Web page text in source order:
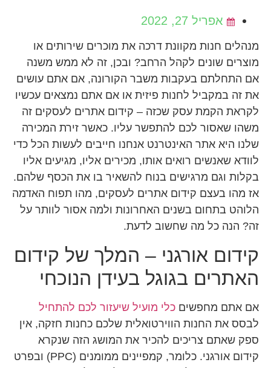
אפריל 27, 2022
מנהלים חנות מקוונת דרכה את מוכרים שירותים או
מוצרים שונים לקהל הרחב? ובכן, זה לא ממש משנה
אם התחלתם בעקבות משבר הקורונה, אם אתם עושים
את זה במקביל לחנות פיזית או אם אתם נמצאים עכשיו
לקראת הקמת עסק שכזה – קידום אתרים לעסקים זה
משהו שאסור לכם להתפשר עליו. כאשר זירת המכירה
שלנו היא אתר האינטרנט אנחנו חייבים לעשות הכל כדי
לוודא שאנשים רואים אותו, מכירים אליו, מגיעים אליו
בקלות וגם מרגישים בנוח להשאיר בו את הכסף שלהם.
אז מהו בעצם קידום אתרים לעסקים, מהו תפוח האדמה
הלוהט בתחום בשנים האחרונות ולמה אסור לוותר על
זה? הנה כל מה שחשוב לדעת.
קידום אורגני – המלך של קידום
האתרים בגוגל בעידן הנוכחי
אם אתם מחפשים כלי מועיל שיעזור לכם להתחיל
לבסס את החנות הווירטואלית שלכם כחנות חזקה, אין
ספק שאתם צריכים להכיר את המושג הזה שנקרא
קידום אורגני. כלומר, קמפיינים ממומנים (PPC) ובפרט